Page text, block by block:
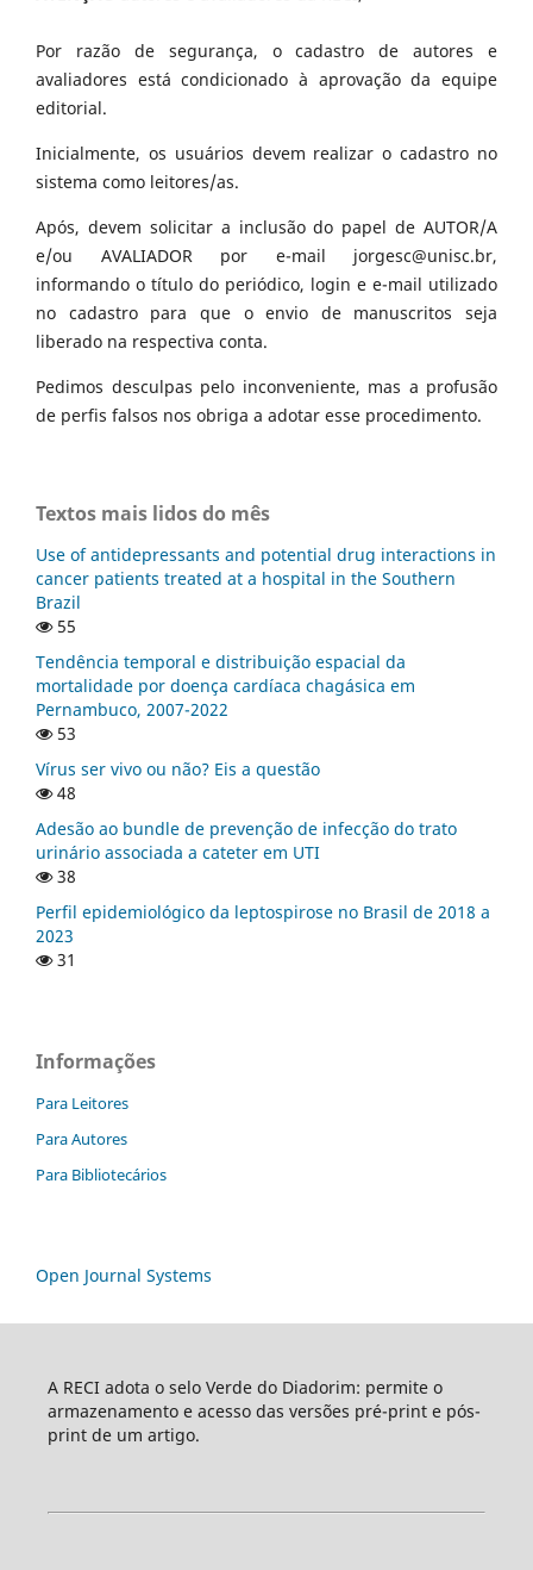
Por razão de segurança, o cadastro de autores e
avaliadores está condicionado à aprovação da equipe
editorial.
Inicialmente, os usuários devem realizar o cadastro no
sistema como leitores/as.
Após, devem solicitar a inclusão do papel de AUTOR/A
e/ou AVALIADOR por e-mail jorgesc@unisc.br,
informando o título do periódico, login e e-mail utilizado
no cadastro para que o envio de manuscritos seja
liberado na respectiva conta.
Pedimos desculpas pelo inconveniente, mas a profusão
de perfis falsos nos obriga a adotar esse procedimento.
Textos mais lidos do mês
Use of antidepressants and potential drug interactions in
cancer patients treated at a hospital in the Southern
Brazil
55
Tendência temporal e distribuição espacial da
mortalidade por doença cardíaca chagásica em
Pernambuco, 2007-2022
53
Vírus ser vivo ou não? Eis a questão
48
Adesão ao bundle de prevenção de infecção do trato
urinário associada a cateter em UTI
38
Perfil epidemiológico da leptospirose no Brasil de 2018 a
2023
31
Informações
Para Leitores
Para Autores
Para Bibliotecários
Open Journal Systems
A RECI adota o selo Verde do Diadorim: permite o
armazenamento e acesso das versões pré-print e pós-
print de um artigo.